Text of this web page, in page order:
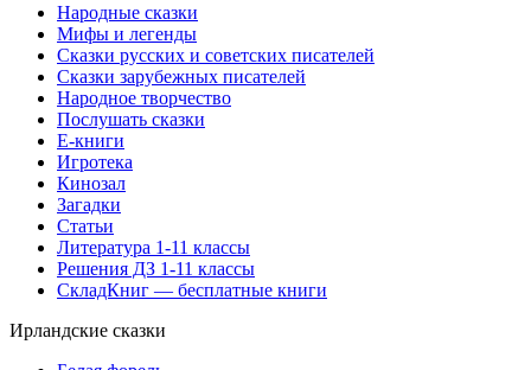
Народные сказки
Мифы и легенды
Сказки русских и советских писателей
Сказки зарубежных писателей
Народное творчество
Послушать сказки
Е-книги
Игротека
Кинозал
Загадки
Статьи
Литература 1-11 классы
Решения ДЗ 1-11 классы
СкладКниг — бесплатные книги
Ирландские сказки